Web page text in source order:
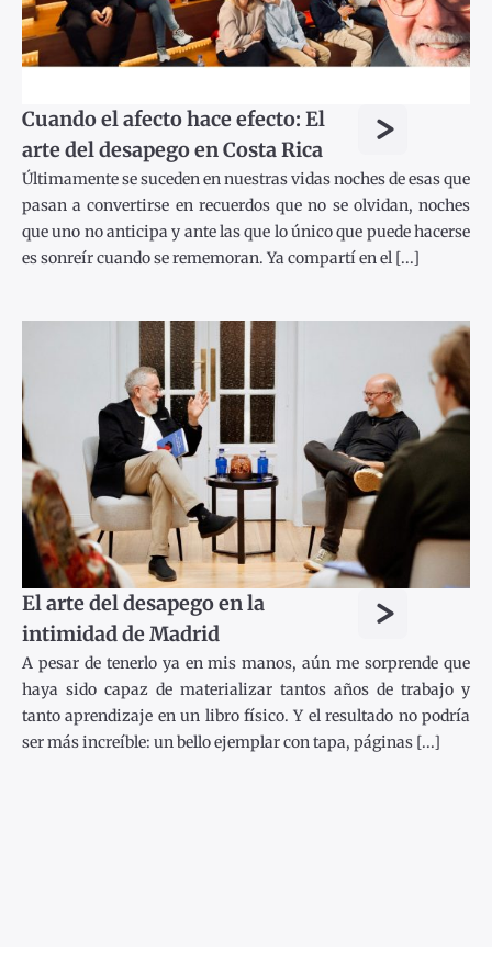
Cuando el afecto hace efecto: El
arte del desapego en Costa Rica
>
Últimamente se suceden en nuestras vidas noches de esas que
pasan a convertirse en recuerdos que no se olvidan, noches
que uno no anticipa y ante las que lo único que puede hacerse
es sonreír cuando se rememoran. Ya compartí en el [...]
El arte del desapego en la
intimidad de Madrid
>
A pesar de tenerlo ya en mis manos, aún me sorprende que
haya sido capaz de materializar tantos años de trabajo y
tanto aprendizaje en un libro físico. Y el resultado no podría
ser más increíble: un bello ejemplar con tapa, páginas [...]